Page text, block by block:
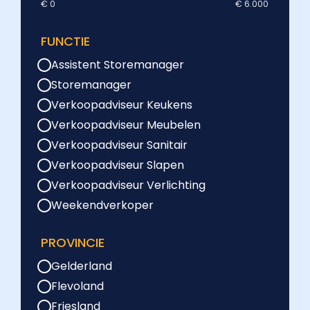
€ 0 € 6.000
FUNCTIE
Assistent Storemanager
Storemanager
Verkoopadviseur Keukens
Verkoopadviseur Meubelen
Verkoopadviseur Sanitair
Verkoopadviseur Slapen
Verkoopadviseur Verlichting
Weekendverkoper
PROVINCIE
Gelderland
Flevoland
Friesland